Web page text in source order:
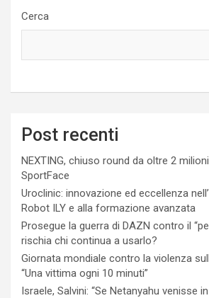
Cerca
Post recenti
NEXTING, chiuso round da oltre 2
SportFace
Uroclinic: innovazione ed eccellenza
Robot ILY e alla formazione avanzata
Prosegue la guerra di DAZN contro il
rischia chi continua a usarlo?
Giornata mondiale contro la violenza
“Una vittima ogni 10 minuti”
Israele, Salvini: “Se Netanyahu venisse